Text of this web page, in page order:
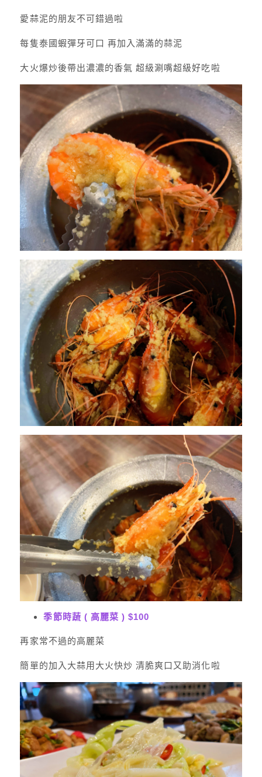
愛蒜泥的朋友不可錯過啦
每隻泰國蝦彈牙可口 再加入滿滿的蒜泥
大火爆炒後帶出濃濃的香氣 超級涮嘴超級好吃啦
季節時蔬 ( 高麗菜 ) $100
再家常不過的高麗菜
簡單的加入大蒜用大火快炒 清脆爽口又助消化啦